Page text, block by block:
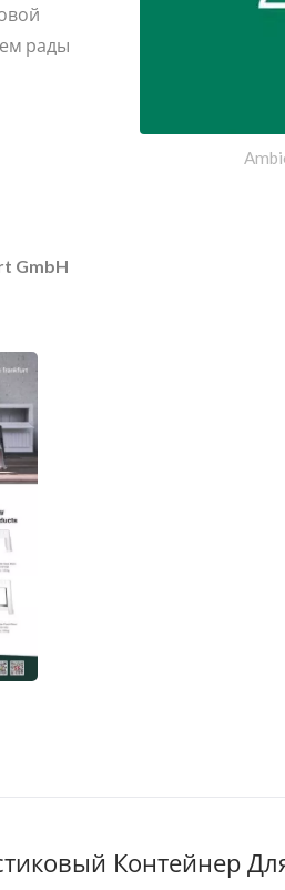
рады
GmbH
Контейнер
Pelican